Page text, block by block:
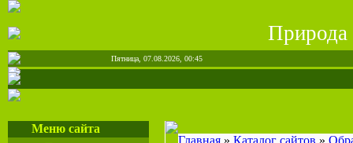
Природа
Пятница, 07.08.2026, 00:45
Меню сайта
Главная » Каталог сайтов »